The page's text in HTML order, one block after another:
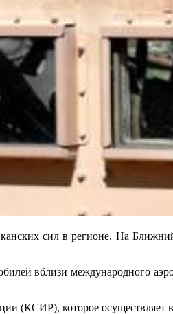
сил в регионе. На
вблизи международного
(КСИР), которое